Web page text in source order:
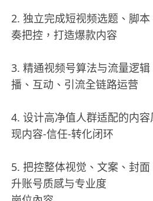
2. 独立完成短视频选题、脚
奏把控，打造爆款内容
3. 精通视频号算法与流量逻
播、互动、引流全链路运营
4. 设计高净值人群适配的内
现内容-信任-转化闭环
5. 把控整体视觉、文案、封
升账号质感与专业度